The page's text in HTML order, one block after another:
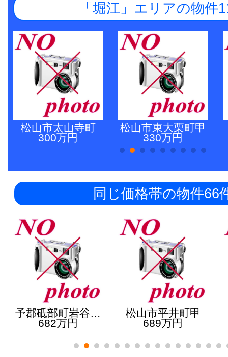
「堀江」エリアの物件
松山市太山寺町
300万円
松山市東大栗町甲
330万円
同じ価格帯の物件66
予郡砥部町岩谷…
682万円
松山市平井町甲
689万円